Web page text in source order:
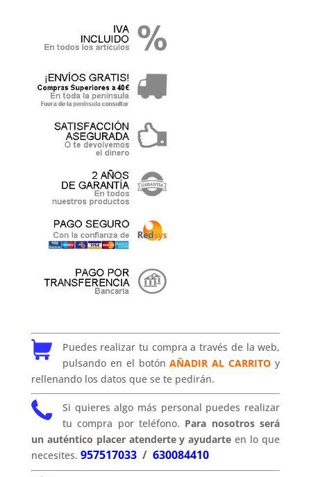
Puedes realizar tu compra a través de la web,
pulsando en el botónAÑADIR AL CARRITO y
rellenando los datos que se te pedirán.
Si quieres algo más personal puedes realizar
tu compra por teléfono. Para nosotros será
un auténtico placer atenderte y ayudarte en lo que
necesites. 957517033/ 630084410